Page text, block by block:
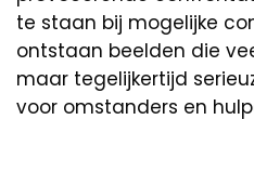
te staan bij mogelijke
ontstaan beelden die
maar tegelijkertijd
voor omstanders en